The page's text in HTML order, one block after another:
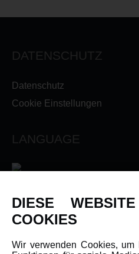
DATENSCHUTZ
Datenschutz
Cookie Einstellungen
LANGUAGE
INFORMATIONEN
Newsletter
DIESE
COOKIES
Wir verwenden Cookies, um